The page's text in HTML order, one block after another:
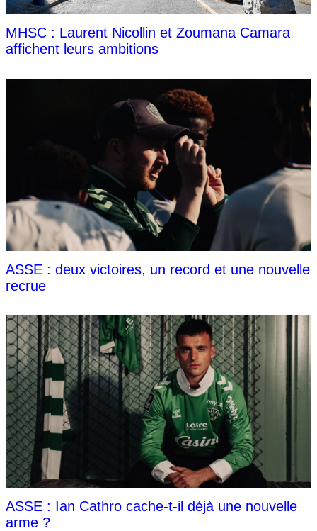
MHSC : Laurent Nicollin et Zoumana Camara
affichent leurs ambitions
ASSE : deux victoires, un record et une nouvelle
recrue
ASSE : Ian Cathro cache-t-il déjà une nouvelle
arme ?